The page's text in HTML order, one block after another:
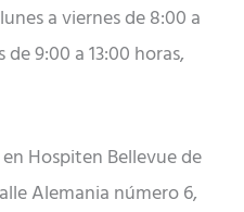
a viernes de 8:00 a
9:00 a 13:00 horas,
Hospiten Bellevue de
Alemania número 6,